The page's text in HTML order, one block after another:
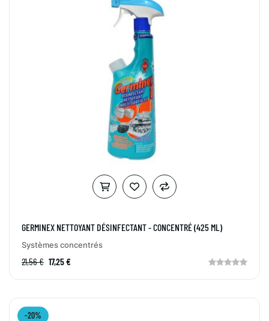
GERMINEX NETTOYANT DÉSINFECTANT - CONCENTRÉ (425 ML)
Systèmes concentrés
21,56 € 17,25 €
-20%